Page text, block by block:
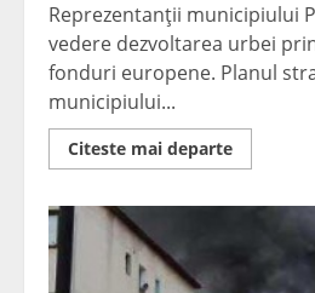
Reprezentanţii municipiului
vedere dezvoltarea urbei
fonduri europene. Planul
municipiului...
Citeste mai departeRead
more